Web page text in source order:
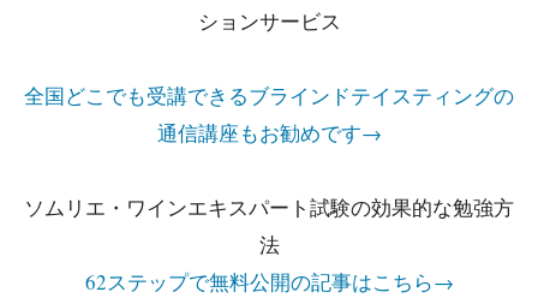
ションサービス
全国どこでも受講できるブラインドテイスティングの
通信講座もお勧めです→
ソムリエ・ワインエキスパート試験の効果的な勉強方
法
62ステップで無料公開の記事はこちら→